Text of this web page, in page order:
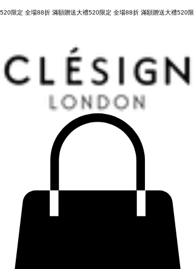
520限定 全場88折 滿額贈送大禮